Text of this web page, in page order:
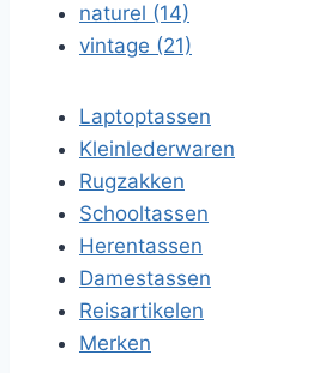
naturel (14)
vintage (21)
Laptoptassen
Kleinlederwaren
Rugzakken
Schooltassen
Herentassen
Damestassen
Reisartikelen
Merken